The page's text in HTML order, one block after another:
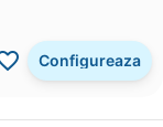
Configureaza